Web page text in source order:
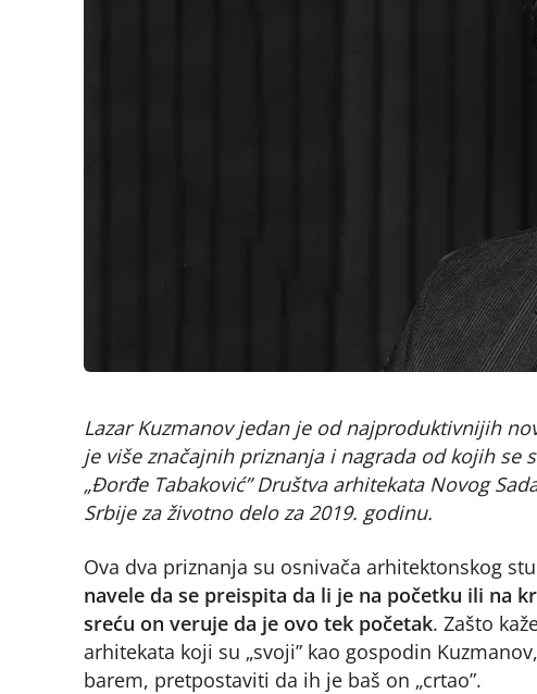
Lazar Kuzmanov jedan je od najproduktivnijih
je više značajnih priznanja i nagrada od kojih se
„Đorđe Tabaković” Društva arhitekata Novog
Srbije za životno delo za 2019. godinu.
Ova dva priznanja su osnivača arhitektonskog
navele da se preispita da li je na početku ili na
sreću on veruje da je ovo tek početak. Zašto
arhitekata koji su „svoji” kao gospodin
barem, pretpostaviti da ih je baš on „crtao”.